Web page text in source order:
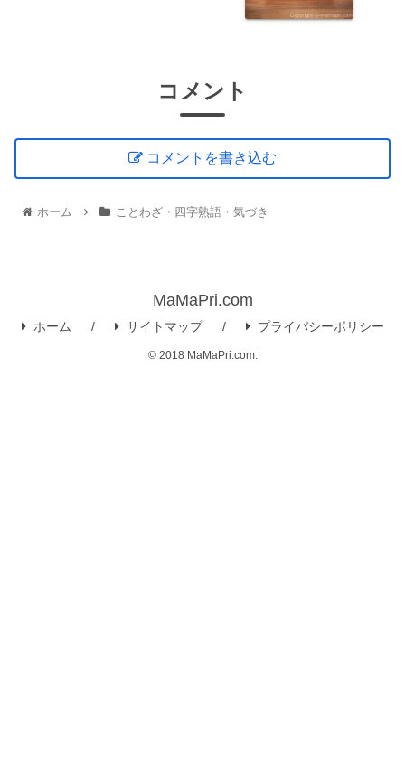
コメント
コメントを書き込む
ホーム ことわざ・四字熟語・気づき
MaMaPri.com
ホーム サイトマップ プライバシーポリシー
© 2018 MaMaPri.com.